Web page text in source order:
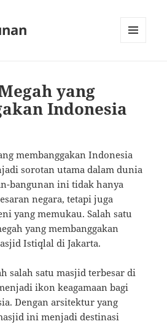
yang
Indonesia
membanggakan Indonesia
sorotan utama dalam dunia
bangunan ini tidak hanya
negara, tetapi juga
yang memukau. Salah satu
yang membanggakan
Istiqlal di Jakarta.
salah satu masjid terbesar di
ikon keagamaan bagi
Dengan arsitektur yang
ini menjadi destinasi